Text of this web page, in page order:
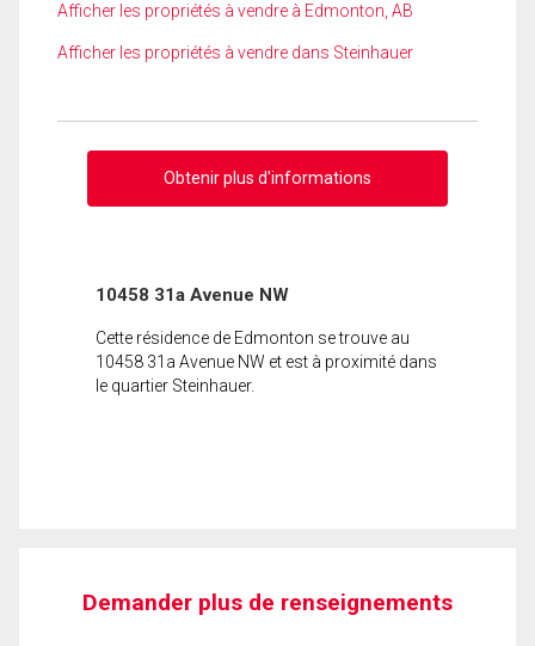
Afficher les propriétés à vendre à Edmonton, AB
Afficher les propriétés à vendre dans Steinhauer
Obtenir plus d'informations
10458 31a Avenue NW
Cette résidence de Edmonton se trouve au
10458 31a Avenue NW et est à proximité dans
le quartier Steinhauer.
Demander plus de renseignements